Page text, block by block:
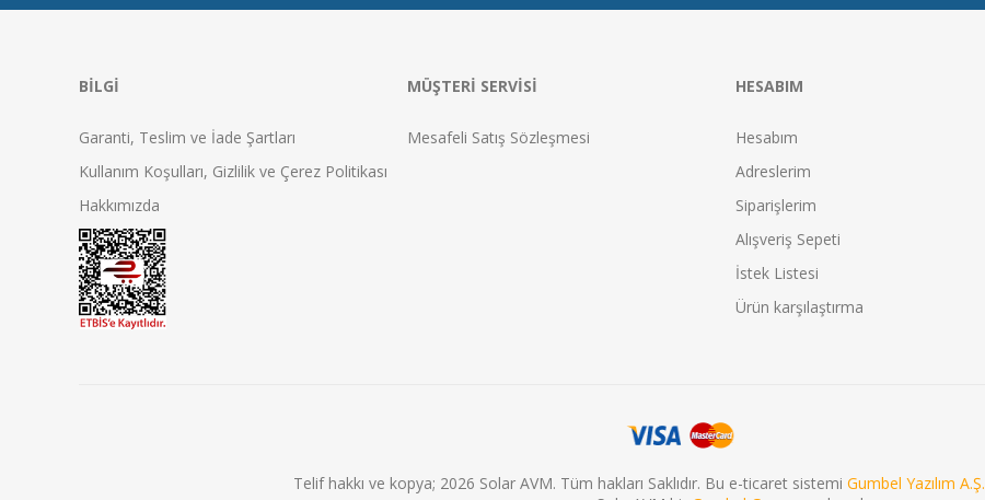
BILGI
Garanti, Teslim ve İade Şartları
Kullanım Koşulları, Gizlilik ve Çerez Politikası
Hakkımızda
MÜŞTERI SERVISI
Mesafeli Satış Sözleşmesi
HESABIM
Hesabım
Adreslerim
Siparişlerim
Alışveriş Sepeti
İstek Listesi
Ürün karşılaştırma
Telif hakkı ve kopya; 2026 Solar AVM. Tüm hakları Saklıdır. Bu e-ticaret sistemi Gumbel Yazılım A.Ş.